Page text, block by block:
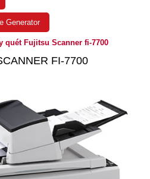
Generator
quét Fujitsu Scanner fi-7700
FI-7700